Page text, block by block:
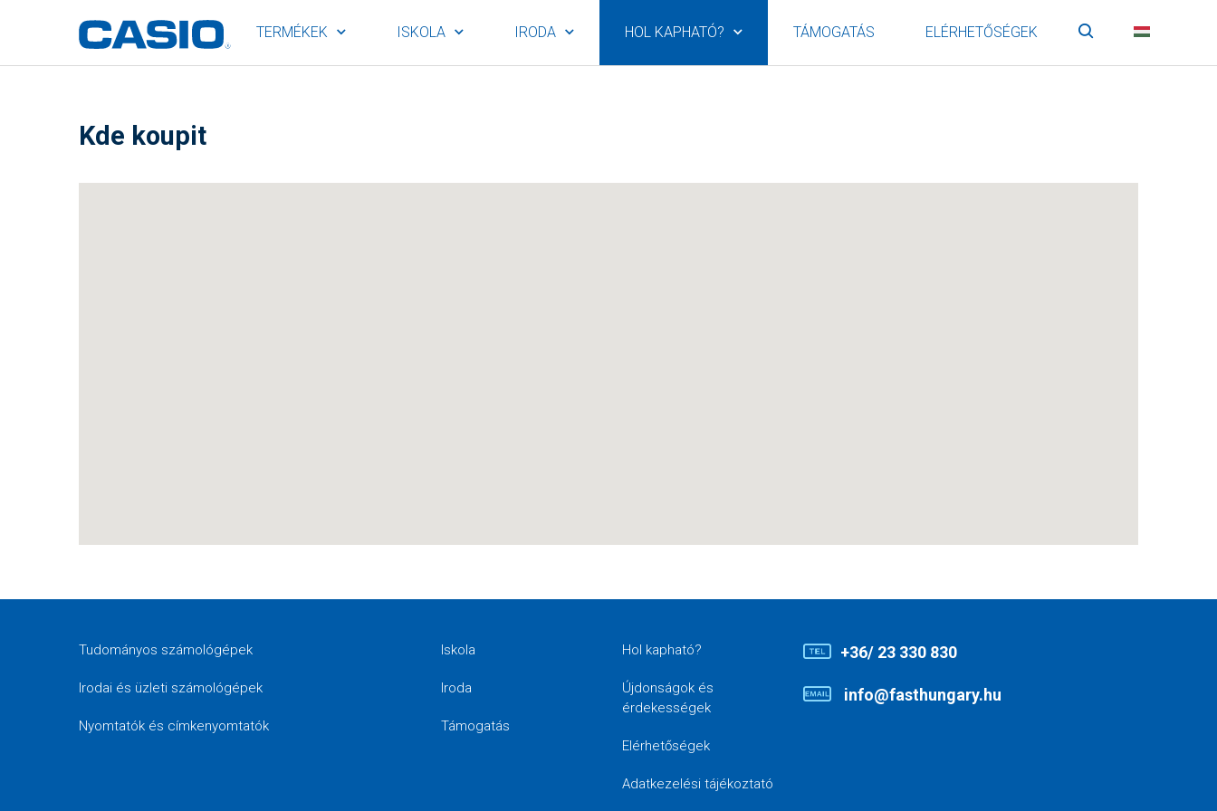
TERMÉKEK ISKOLA IRODA HOL KAPHATÓ? TÁMOGATÁS ELÉRHETŐSÉGEK Keresés
Kde koupit
Tudományos számológépek
Irodai és üzleti számológépek
Nyomtatók és címkenyomtatók
Iskola
Iroda
Támogatás
Hol kapható?
Újdonságok és
érdekességek
Elérhetőségek
Adatkezelési tájékoztató
+36/ 23 330 830
info@fasthungary.hu